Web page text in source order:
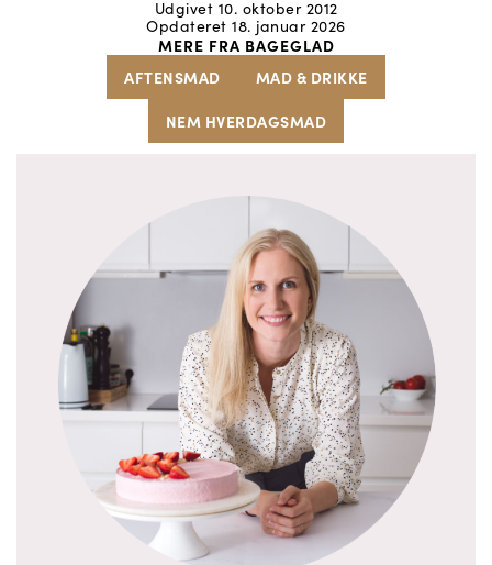
Udgivet 10. oktober 2012
Opdateret 18. januar 2026
MERE FRA BAGEGLAD
AFTENSMAD
MAD & DRIKKE
NEM HVERDAGSMAD